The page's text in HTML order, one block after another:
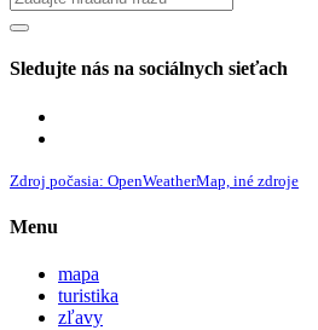
Sledujte nás na sociálnych sieťach
Zdroj počasia: OpenWeatherMap, iné zdroje
Menu
mapa
turistika
zľavy